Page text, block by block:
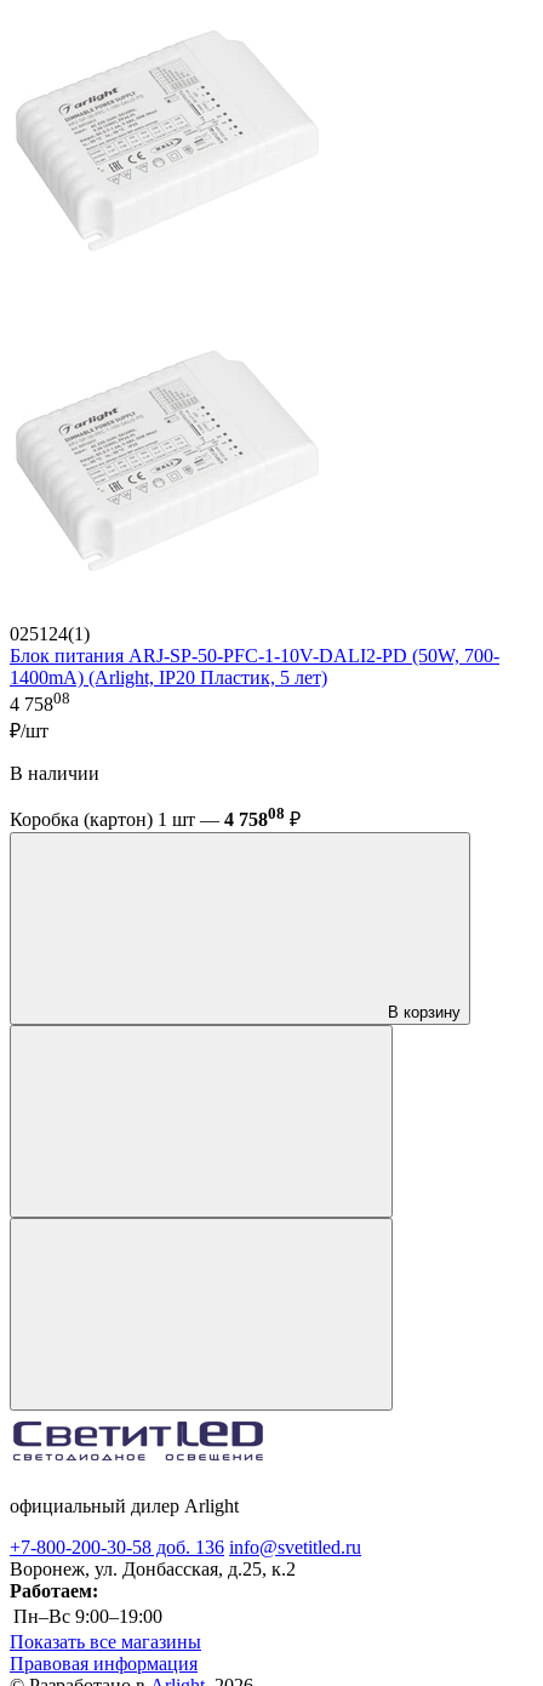
025124(1)
Блок питания ARJ-SP-50-PFC-1-10V-DALI2-PD (50W, 700-
1400mA) (Arlight, IP20 Пластик, 5 лет)
4 75808
₽/шт
В наличии
Коробка (картон) 1 шт — 4 75808 ₽
В корзину
официальный дилер Arlight
+7-800-200-30-58 доб. 136 info@svetitled.ru
Воронеж, ул. Донбасская, д.25, к.2
Работаем:
Пн–Вс 9:00–19:00
Показать все магазины
Правовая информация